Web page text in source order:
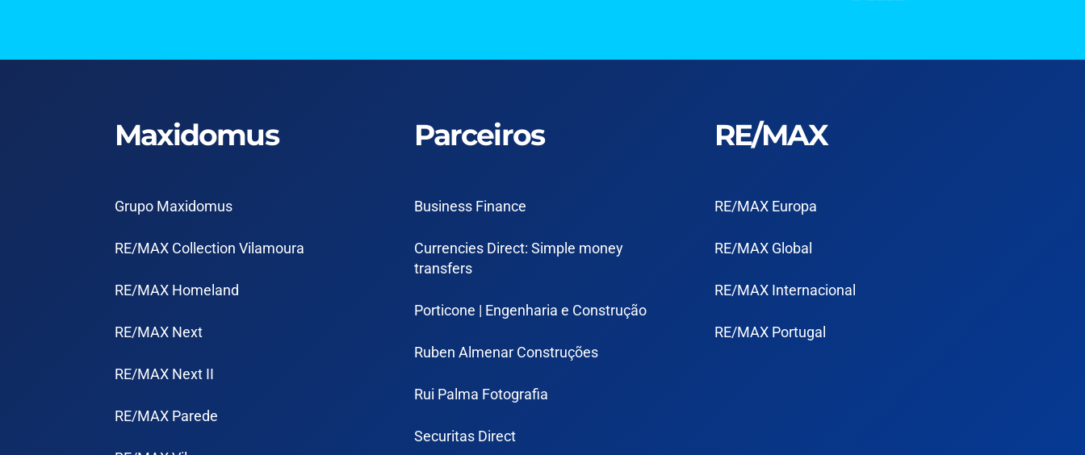
Maxidomus
Grupo Maxidomus
RE/MAX Collection Vilamoura
RE/MAX Homeland
RE/MAX Next
RE/MAX Next II
RE/MAX Parede
Parceiros
Business Finance
Currencies Direct: Simple money
transfers
Porticone | Engenharia e Construção
Ruben Almenar Construções
Rui Palma Fotografia
Securitas Direct
RE/MAX
RE/MAX Europa
RE/MAX Global
RE/MAX Internacional
RE/MAX Portugal